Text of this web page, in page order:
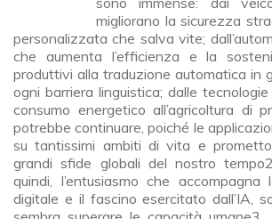
migliorano la sicurezza
personalizzata che salva vite;
che aumenta l’efficienza e la
produttivi alla traduzione automatica in
ogni barriera linguistica; dalle
consumo energetico all’agricoltura di
potrebbe continuare, poiché le
su tantissimi ambiti di vita e
grandi sfide globali del nostro
quindi, l’entusiasmo che accompagna
digitale e il fascino esercitato dall’IA,